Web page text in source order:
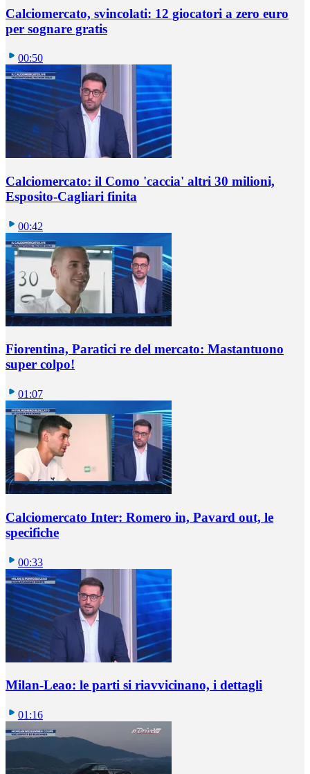
Calciomercato, svincolati: 12 giocatori a zero euro
per sognare gratis
00:50
Calciomercato: il Como 'caccia' altri 30 milioni,
Esposito-Cagliari finita
00:42
Fiorentina, Paratici re del mercato: Mastantuono
super colpo!
01:07
Calciomercato Inter: Romero in, Pavard out, le
specifiche
00:33
Milan-Leao: le parti si riavvicinano, i dettagli
01:16